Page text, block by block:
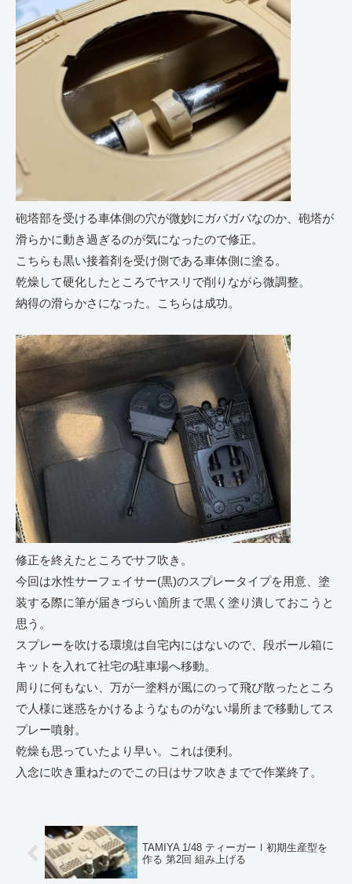
砲塔部を受ける車体側の穴が微妙にガバガバなのか、砲塔が
滑らかに動き過ぎるのが気になったので修正。
こちらも黒い接着剤を受け側である車体側に塗る。
乾燥して硬化したところでヤスリで削りながら微調整。
納得の滑らかさになった。こちらは成功。
修正を終えたところでサフ吹き。
今回は水性サーフェイサー(黒)のスプレータイプを用意、塗
装する際に筆が届きづらい箇所まで黒く塗り潰しておこうと
思う。
スプレーを吹ける環境は自宅内にはないので、段ボール箱に
キットを入れて社宅の駐車場へ移動。
周りに何もない、万が一塗料が風にのって飛び散ったところ
で人様に迷惑をかけるようなものがない場所まで移動してス
プレー噴射。
乾燥も思っていたより早い。これは便利。
入念に吹き重ねたのでこの日はサフ吹きまでで作業終了。
TAMIYA 1/48 ティーガーⅠ初期生産型を
作る 第2回 組み上げる